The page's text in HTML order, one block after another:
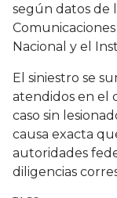
según datos de
Nacional y el
El siniestro se
atendidos en el
caso sin
causa exacta
autoridades
diligencias